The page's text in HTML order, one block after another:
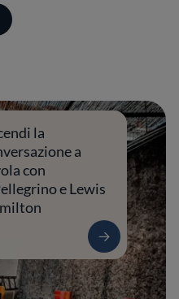
la
a
con
e Lewis